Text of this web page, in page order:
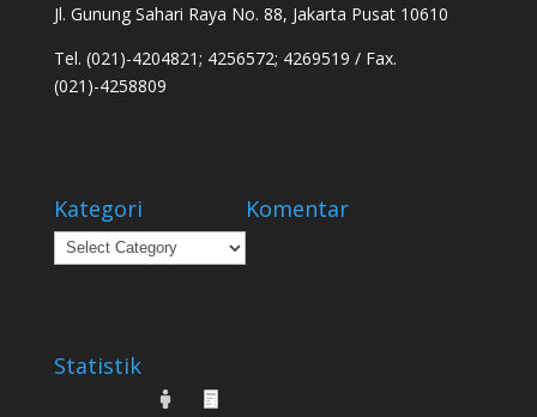
Jl. Gunung Sahari Raya No. 88, Jakarta Pusat 10610
Tel. (021)-4204821; 4256572; 4269519 / Fax.
(021)-4258809
Kategori
Kategori
Komentar
Statistik